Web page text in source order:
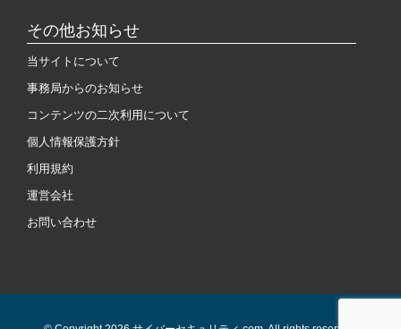
その他お知らせ
当サイトについて
事務局からのお知らせ
コンテンツの二次利用について
個人情報保護方針
利用規約
運営会社
お問い合わせ